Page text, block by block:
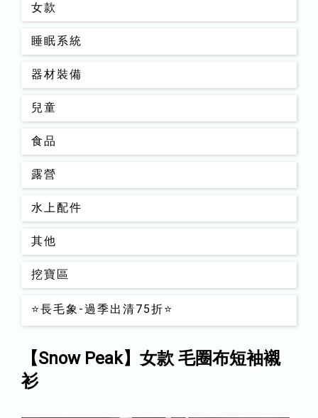
女款
睡眠系統
器材裝備
兒童
食品
露營
水上配件
其他
挖寶區
⭐長毛象-過季出清75折⭐
【Snow Peak】女款 毛圈布短袖襯
衫